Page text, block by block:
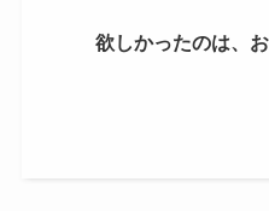
欲しかったのは、